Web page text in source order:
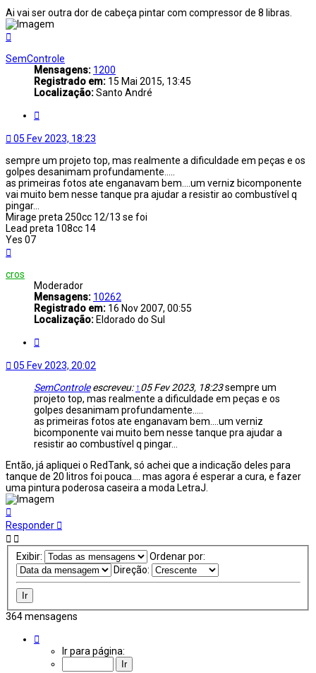
Ai vai ser outra dor de cabeça pintar com compressor de 8 libras.
topo
SemControle
Mensagens: 1200
Registrado em: 15 Mai 2015, 13:45
Localização:Santo André
05 Fev 2023, 18:23
sempre um projeto top, mas realmente a dificuldade em peças e os
golpes desanimam profundamente.....
as primeiras fotos ate enganavam bem....um verniz bicomponente
vai muito bem nesse tanque pra ajudar a resistir ao combustível q
pingar...
Mirage preta 250cc 12/13 se foi
Lead preta 108cc 14
Yes 07
topo
cros
Moderador
Mensagens: 10262
Registrado em: 16 Nov 2007, 00:55
Localização: Eldorado do Sul
05 Fev 2023, 20:02
SemControleescreveu: ↑05 Fev 2023, 18:23sempre um
projeto top, mas realmente a dificuldade em peças e os
golpes desanimam profundamente.....
as primeiras fotos ate enganavam bem....um verniz
bicomponente vai muito bem nesse tanque pra ajudar a
resistir ao combustível q pingar...
Então, já apliquei o RedTank, só achei que a indicação deles para
tanque de 20 litros foi pouca.... mas agora é esperar a cura, e fazer
uma pintura poderosa caseira a moda LetraJ.
ao
topo
Responder
Exibir:
Ordenar por:
Direção:
364 mensagens
Ir para página: